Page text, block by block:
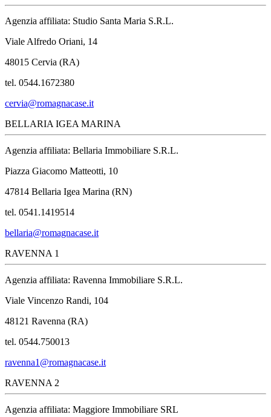
Agenzia affiliata: Studio Santa Maria S.R.L.
Viale Alfredo Oriani, 14
48015 Cervia (RA)
tel. 0544.1672380
cervia@romagnacase.it
BELLARIA IGEA MARINA
Agenzia affiliata: Bellaria Immobiliare S.R.L.
Piazza Giacomo Matteotti, 10
47814 Bellaria Igea Marina (RN)
tel. 0541.1419514
bellaria@romagnacase.it
RAVENNA 1
Agenzia affiliata: Ravenna Immobiliare S.R.L.
Viale Vincenzo Randi, 104
48121 Ravenna (RA)
tel. 0544.750013
ravenna1@romagnacase.it
RAVENNA 2
Agenzia affiliata: Maggiore Immobiliare SRL